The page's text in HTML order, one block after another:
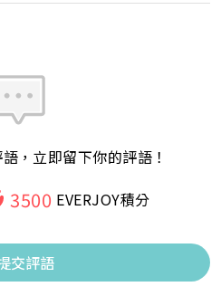
，立即留下你的評語！
3500 EVERJOY積分
交評語